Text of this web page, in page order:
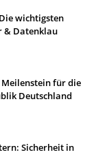
wichtigsten
& Datenklau
Meilenstein für die
Deutschland
Sicherheit in